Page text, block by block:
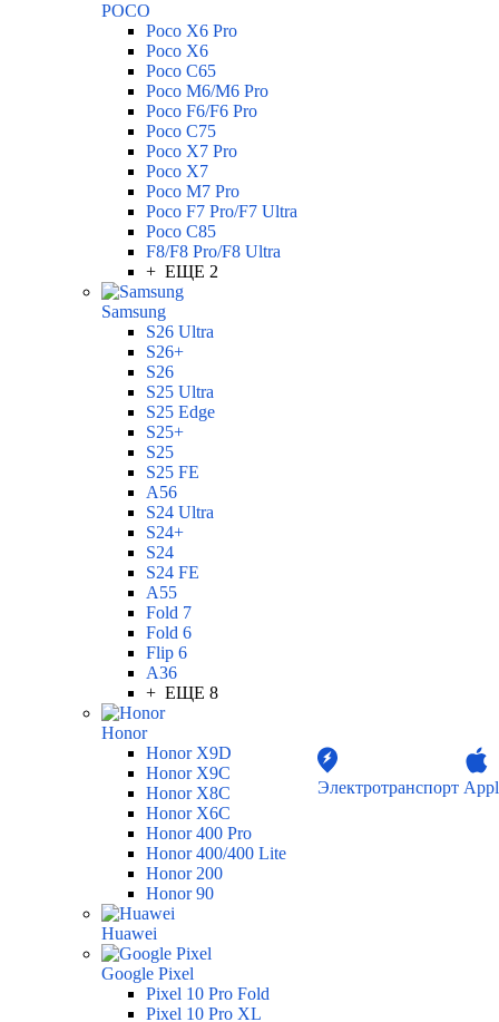
POCO
Poco X6 Pro
Poco X6
Poco C65
Poco M6/M6 Pro
Poco F6/F6 Pro
Poco C75
Poco X7 Pro
Poco X7
Poco M7 Pro
Poco F7 Pro/F7 Ultra
Poco C85
F8/F8 Pro/F8 Ultra
+ ЕЩЕ 2
Samsung
S26 Ultra
S26+
S26
S25 Ultra
S25 Edge
S25+
S25
S25 FE
A56
S24 Ultra
S24+
S24
S24 FE
A55
Fold 7
Fold 6
Flip 6
A36
+ ЕЩЕ 8
Honor
Honor X9D
Honor X9C
Honor X8C
Honor X6C
Honor 400 Pro
Honor 400/400 Lite
Honor 200
Honor 90
Huawei
Google Pixel
Pixel 10 Pro Fold
Pixel 10 Pro XL
Электротранспорт